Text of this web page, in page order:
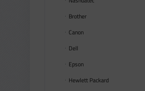
Brother
Canon
Dell
Epson
Hewlett Packard